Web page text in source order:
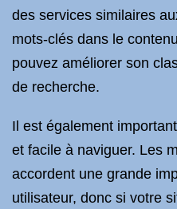
des services similaires
mots-clés dans le
pouvez améliorer son
de recherche.
Il est également
et facile à naviguer. Les
accordent une grande
utilisateur, donc si votre